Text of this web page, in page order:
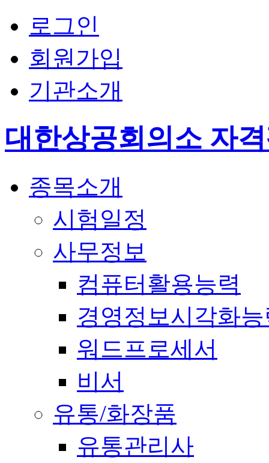
로그인
회원가입
기관소개
대한상공회의소 자
종목소개
시험일정
사무정보
컴퓨터활용능력
경영정보시각화
워드프로세서
비서
유통/화장품
유통관리사